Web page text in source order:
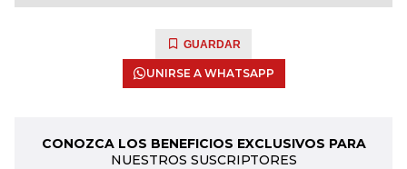
GUARDAR
UNIRSE A WHATSAPP
CONOZCA LOS BENEFICIOS EXCLUSIVOS PARA
NUESTROS SUSCRIPTORES